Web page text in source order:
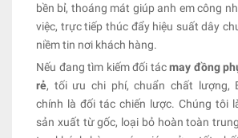
bền bỉ, thoáng mát giúp anh em công
việc, trực tiếp thúc đẩy hiệu suất dây
niềm tin nơi khách hàng.
Nếu đang tìm kiếm đối tácmay đồng
rẻ, tối ưu chi phí, chuẩn chất lượng,
chính là đối tác chiến lược. Chúng tôi
sản xuất từ gốc, loại bỏ hoàn toàn